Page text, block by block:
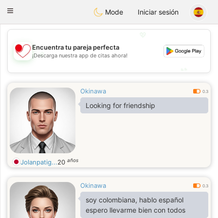
日本Chat
Toggle
Mode Iniciar sesión
💖
💕
Encuentra tu pareja perfecta
¡Descarga nuestra app de citas ahora!
Okinawa 0.3
Looking for friendship
Jolanpatig...20 años
Okinawa 0.3
soy colombiana, hablo español
espero llevarme bien con todos